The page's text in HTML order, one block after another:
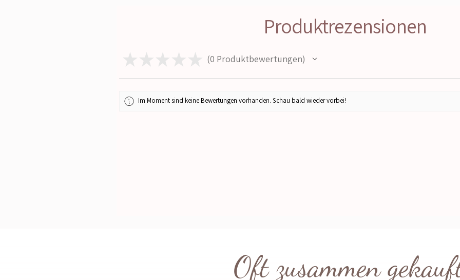
trotzdem ein echter Hingucker ist. Die coole gestickte Sherpa Schrift
Schnitt zaubern eine tolle Figur und eine noch schönere Silhouette.
Ich war wirklich selbst begeistert, was er für eine tolle Passform hat. Er
wirklich angenehm zu tragen! Er ist einfach dein perfekter Begleiter
Produktrezensionen
★★★★★ 0 Produktbewertungen
0
Im Moment sind keine Bewertungen vorhanden. Schau bald wieder vorbei!
Oft zusammen